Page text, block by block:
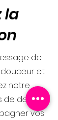
la
de
et
notre
de deuil
vos